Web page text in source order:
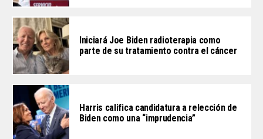
Iniciará Joe Biden radioterapia como
parte de su tratamiento contra el cáncer
Harris califica candidatura a relección de
Biden como una “imprudencia”